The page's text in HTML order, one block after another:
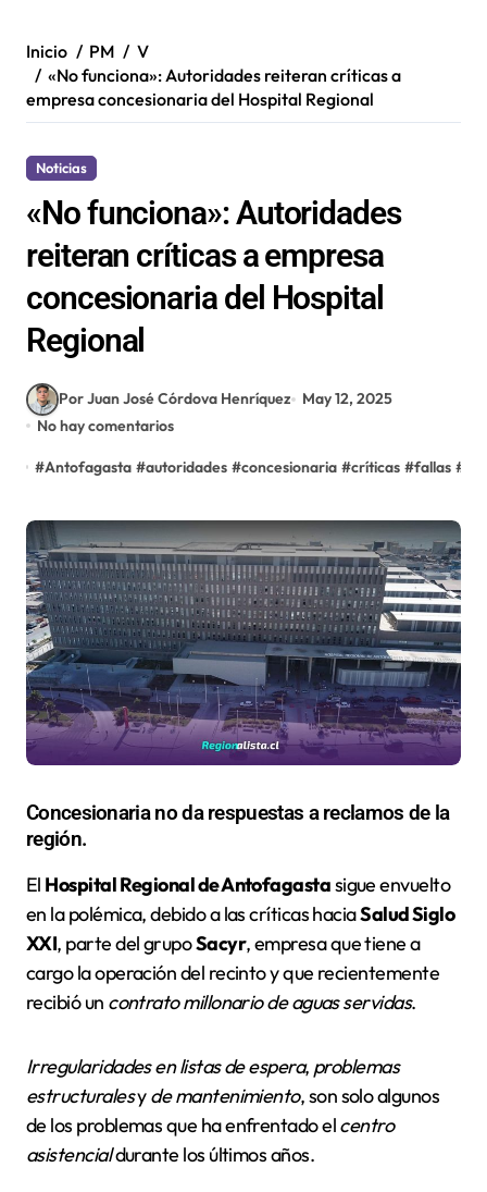
Inicio PM
V
«No funciona»: Autoridades reiteran críticas a
empresa concesionaria del Hospital Regional
Noticias
«No funciona»: Autoridades
reiteran críticas a empresa
concesionaria del Hospital
Regional
Por Juan José Córdova Henríquez
May 12, 2025
No hay comentarios
#Antofagasta #autoridades #concesionaria #críticas #fallas #
Concesionaria no da respuestas a reclamos de la
región.
El Hospital Regional de Antofagastasigue envuelto
en la polémica, debido a las críticas haciaSalud Siglo
XXI, parte del grupoSacyr, empresa que tiene a
cargo la operación del recinto y que recientemente
recibió un contrato millonario de aguas servidas.
Irregularidades en listas de espera, problemas
estructuralesyde mantenimiento, son solo algunos
de los problemas que ha enfrentado elcentro
asistencialdurante los últimos años.